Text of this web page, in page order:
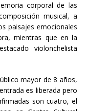
corporal de las
musical, a
paisajes emocionales
mientras que en la
violonchelista
mayor de 8 años,
es liberada pero
son cuatro, el